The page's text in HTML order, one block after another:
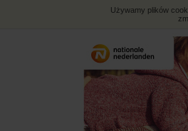
Używamy plików